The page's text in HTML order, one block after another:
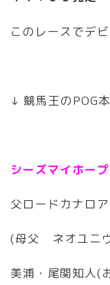
このレースでデ
↓ 競馬王のPOG
シーズマイホープ
父ロードカナロ
(母父 ネオユニ
美浦・尾関知人(